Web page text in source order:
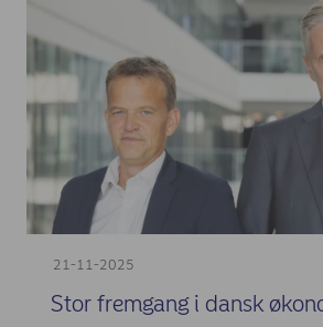
21-11-2025
Stor fremgang i dansk